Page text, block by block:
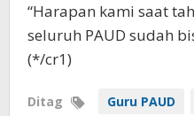
“Harapan kami saat
seluruh PAUD sudah
(*/cr1)
Ditag Guru PAUD